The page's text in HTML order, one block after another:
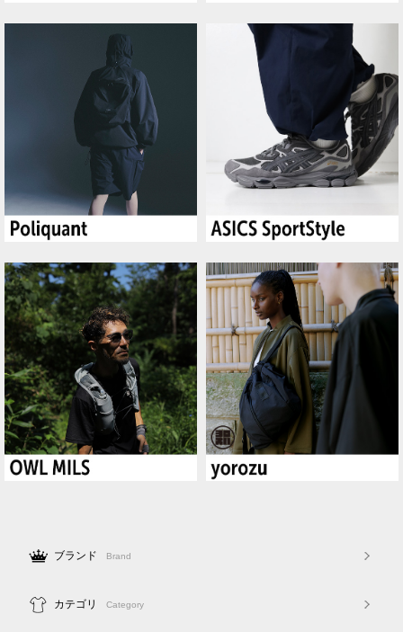
ブランド Brand
カテゴリ Category